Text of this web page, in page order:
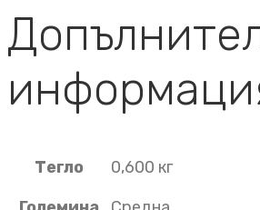
Тегло
0,600 кг